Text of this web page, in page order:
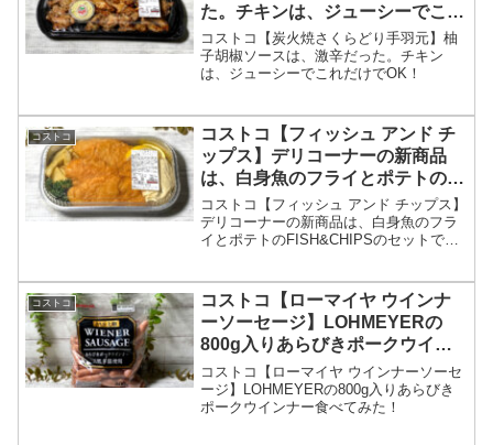
た。チキンは、ジューシーでこれ
だけでOK！
コストコ【炭火焼さくらどり手羽元】柚
子胡椒ソースは、激辛だった。チキン
は、ジューシーでこれだけでOK！
コストコ
コストコ【フィッシュ アンド チ
ップス】デリコーナーの新商品
は、白身魚のフライとポテトの
FISH&CHIPSのセットです。
コストコ【フィッシュ アンド チップス】
デリコーナーの新商品は、白身魚のフラ
イとポテトのFISH&CHIPSのセットで
コストコ
コストコ【ローマイヤ ウインナ
ーソーセージ】LOHMEYERの
800g入りあらびきポークウイン
ナー食べてみた！
コストコ【ローマイヤ ウインナーソーセ
ージ】LOHMEYERの800g入りあらびき
ポークウインナー食べてみた！